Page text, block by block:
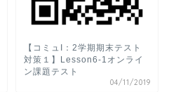
【コミュI：2学期期末テスト
対策１】Lesson6-1オンライ
ン課題テスト
04/11/2019